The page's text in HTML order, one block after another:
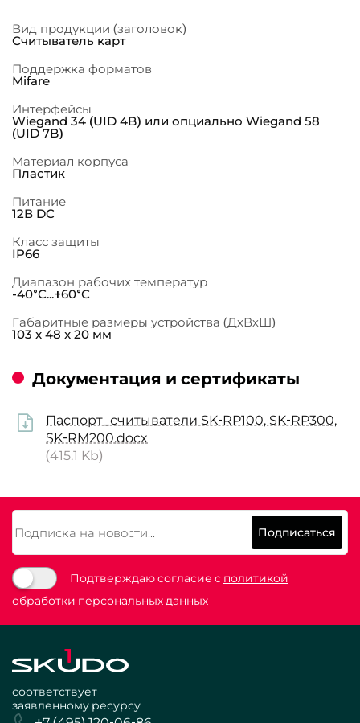
Вид продукции (заголовок)
Считыватель карт
Поддержка форматов
Mifare
Интерфейсы
Wiegand 34 (UID 4B) или опциально Wiegand 58
(UID 7B)
Материал корпуса
Пластик
Питание
12В DC
Класс защиты
IP66
Диапазон рабочих температур
-40°С...+60°С
Габаритные размеры устройства (ДхВхШ)
103 x 48 x 20 мм
Документация и сертификаты
Паспорт_считыватели SK-RP100, SK-RP300,
SK-RM200.docx
(415.1 Kb)
Подписаться
Подтверждаю согласие с политикой
обработки персональных данных
соответствует
заявленному ресурсу